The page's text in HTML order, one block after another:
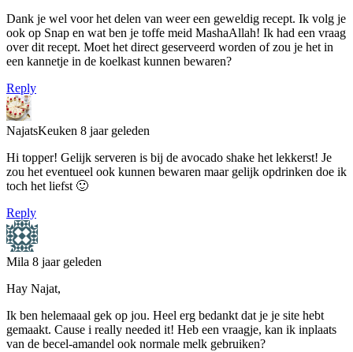
Dank je wel voor het delen van weer een geweldig recept. Ik volg je
ook op Snap en wat ben je toffe meid MashaAllah! Ik had een vraag
over dit recept. Moet het direct geserveerd worden of zou je het in
een kannetje in de koelkast kunnen bewaren?
Reply
NajatsKeuken 8 jaar geleden
Hi topper! Gelijk serveren is bij de avocado shake het lekkerst! Je
zou het eventueel ook kunnen bewaren maar gelijk opdrinken doe ik
toch het liefst 🙂
Reply
Mila 8 jaar geleden
Hay Najat,
Ik ben helemaaal gek op jou. Heel erg bedankt dat je je site hebt
gemaakt. Cause i really needed it! Heb een vraagje, kan ik inplaats
van de becel-amandel ook normale melk gebruiken?